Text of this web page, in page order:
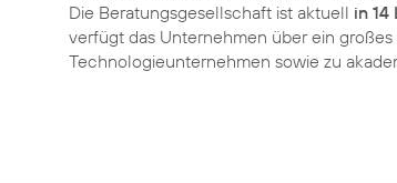
Die Beratungsgesellschaft ist aktuell in
verfügt das Unternehmen über ein
Technologieunternehmen sowie zu